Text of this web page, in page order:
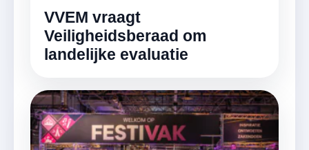
VVEM vraagt
Veiligheidsberaad om
landelijke evaluatie